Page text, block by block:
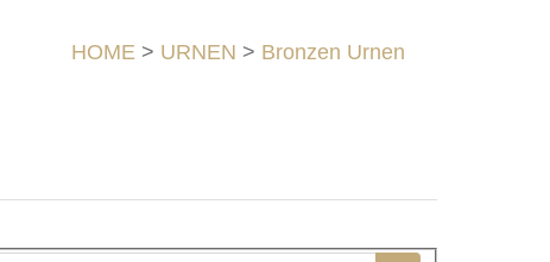
HOME > URNEN > Bronzen Urnen